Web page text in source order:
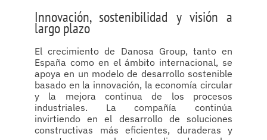
Innovación, sostenibilidad y visión a
largo plazo
El crecimiento de Danosa Group, tanto en
España como en el ámbito internacional, se
apoya en un modelo de desarrollo sostenible
basado en la innovación, la economía circular
y la mejora continua de los procesos
industriales. La compañía continúa
invirtiendo en el desarrollo de soluciones
constructivas más eficientes, duraderas y